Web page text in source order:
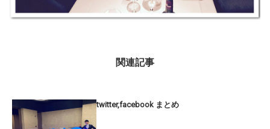
関連記事
twitter,facebook まとめ